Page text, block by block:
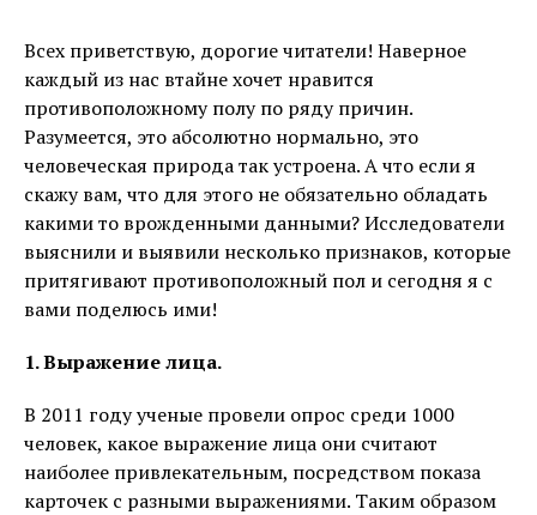
Всех приветствую, дорогие читатели! Наверное
каждый из нас втайне хочет нравится
противоположному полу по ряду причин.
Разумеется, это абсолютно нормально, это
человеческая природа так устроена. А что если я
скажу вам, что для этого не обязательно обладать
какими то врожденными данными? Исследователи
выяснили и выявили несколько признаков, которые
притягивают противоположный пол и сегодня я с
вами поделюсь ими!
1. Выражение лица.
В 2011 году ученые провели опрос среди 1000
человек, какое выражение лица они считают
наиболее привлекательным, посредством показа
карточек с разными выражениями. Таким образом